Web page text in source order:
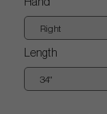
Hand
Length